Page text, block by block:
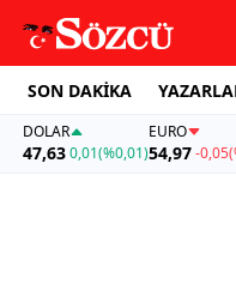
SON DAKİKA
DOLAR
47,630,01(%0,01)
EURO
54,97 -0,05